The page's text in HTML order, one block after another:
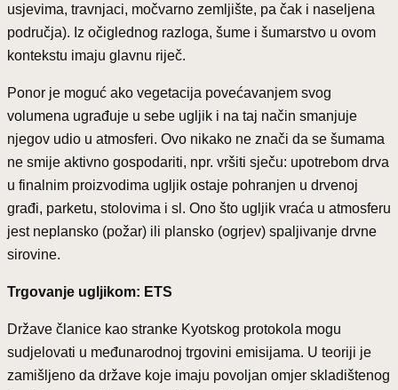
usjevima, travnjaci, močvarno zemljište, pa čak i naseljena
područja). Iz očiglednog razloga, šume i šumarstvo u ovom
kontekstu imaju glavnu riječ.
Ponor je moguć ako vegetacija povećavanjem svog
volumena ugrađuje u sebe ugljik i na taj način smanjuje
njegov udio u atmosferi. Ovo nikako ne znači da se šumama
ne smije aktivno gospodariti, npr. vršiti sječu: upotrebom drva
u finalnim proizvodima ugljik ostaje pohranjen u drvenoj
građi, parketu, stolovima i sl. Ono što ugljik vraća u atmosferu
jest neplansko (požar) ili plansko (ogrjev) spaljivanje drvne
sirovine.
Trgovanje ugljikom: ETS
Države članice kao stranke Kyotskog protokola mogu
sudjelovati u međunarodnoj trgovini emisijama. U teoriji je
zamišljeno da države koje imaju povoljan omjer skladištenog